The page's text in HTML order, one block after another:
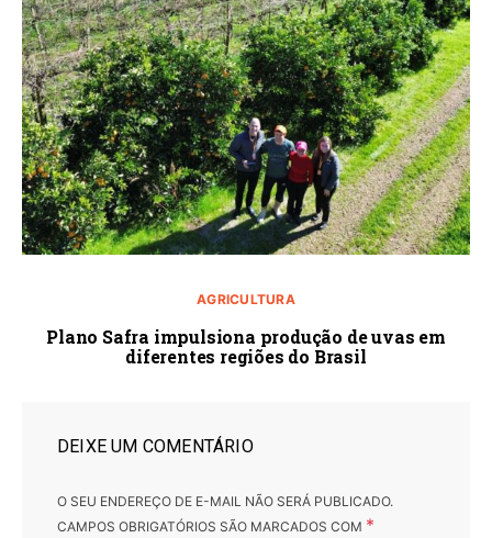
AGRICULTURA
Plano Safra impulsiona produção de uvas em
diferentes regiões do Brasil
DEIXE UM COMENTÁRIO
O SEU ENDEREÇO DE E-MAIL NÃO SERÁ PUBLICADO.
CAMPOS OBRIGATÓRIOS SÃO MARCADOS COM *